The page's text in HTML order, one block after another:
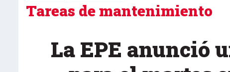
Tareas de mantenimiento
La EPE anunció